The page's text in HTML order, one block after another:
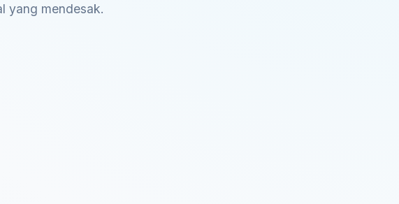
yang mendesak.